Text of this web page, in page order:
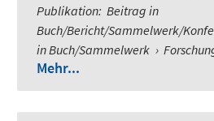
Publikation: Beitrag in
Buch/Bericht/Sammelwerk/
in Buch/Sammelwerk ›
Mehr...